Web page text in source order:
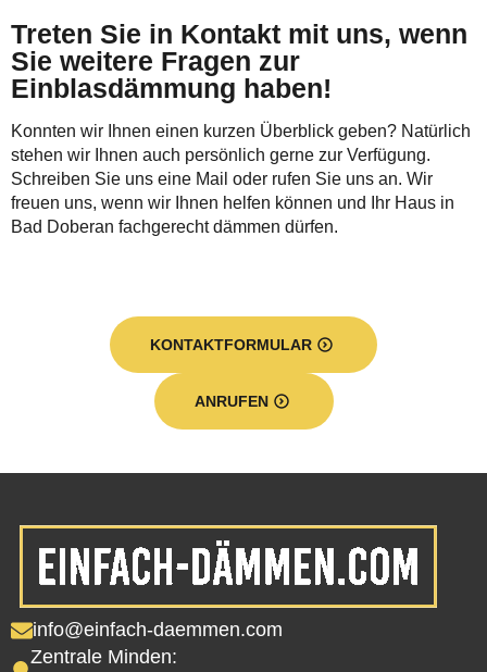
Treten Sie in Kontakt mit uns, wenn
Sie weitere Fragen zur
Einblasdämmung haben!
Konnten wir Ihnen einen kurzen Überblick geben? Natürlich
stehen wir Ihnen auch persönlich gerne zur Verfügung.
Schreiben Sie uns eine Mail oder rufen Sie uns an. Wir
freuen uns, wenn wir Ihnen helfen können und Ihr Haus in
Bad Doberan fachgerecht dämmen dürfen.
KONTAKTFORMULAR
ANRUFEN
info@einfach-daemmen.com
Zentrale Minden: